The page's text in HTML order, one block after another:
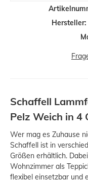
Hersteller:
Schaffell
Pelz Weich in 4
Wer mag es Zuhause
Schaffell ist in
Größen erhältlich.
Wohnzimmer als
flexibel einsetzbar und